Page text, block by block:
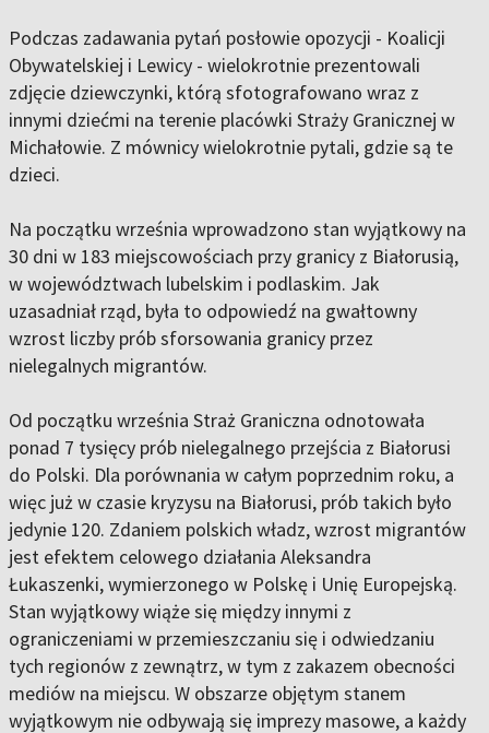
Podczas zadawania pytań posłowie opozycji - Koalicji
Obywatelskiej i Lewicy - wielokrotnie prezentowali
zdjęcie dziewczynki, którą sfotografowano wraz z
innymi dziećmi na terenie placówki Straży Granicznej w
Michałowie. Z mównicy wielokrotnie pytali, gdzie są te
dzieci.
Na początku września wprowadzono stan wyjątkowy na
30 dni w 183 miejscowościach przy granicy z Białorusią,
w województwach lubelskim i podlaskim. Jak
uzasadniał rząd, była to odpowiedź na gwałtowny
wzrost liczby prób sforsowania granicy przez
nielegalnych migrantów.
Od początku września Straż Graniczna odnotowała
ponad 7 tysięcy prób nielegalnego przejścia z Białorusi
do Polski. Dla porównania w całym poprzednim roku, a
więc już w czasie kryzysu na Białorusi, prób takich było
jedynie 120. Zdaniem polskich władz, wzrost migrantów
jest efektem celowego działania Aleksandra
Łukaszenki, wymierzonego w Polskę i Unię Europejską.
Stan wyjątkowy wiąże się między innymi z
ograniczeniami w przemieszczaniu się i odwiedzaniu
tych regionów z zewnątrz, w tym z zakazem obecności
mediów na miejscu. W obszarze objętym stanem
wyjątkowym nie odbywają się imprezy masowe, a każdy